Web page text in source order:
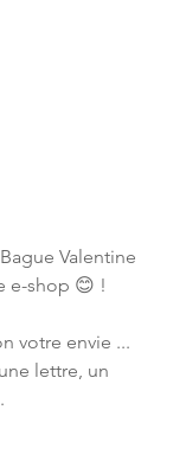
Valentine
e-shop 😊 !
votre envie ...
lettre, un